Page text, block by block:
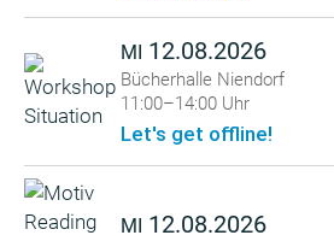
MI 12.08.2026
Bücherhalle Niendorf
11:00–14:00 Uhr
Let's get offline!
MI 12.08.2026